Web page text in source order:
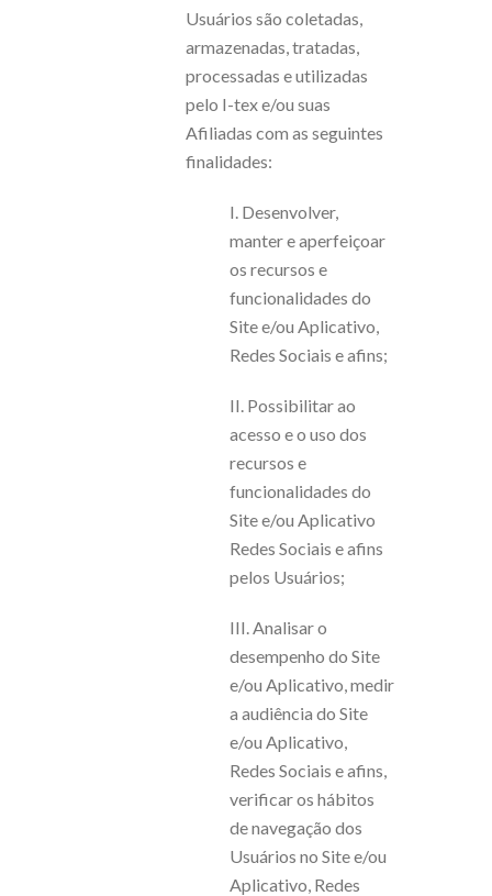
Usuários são coletadas,
armazenadas, tratadas,
processadas e utilizadas
pelo I-tex e/ou suas
Afiliadas com as seguintes
finalidades:
I. Desenvolver,
manter e aperfeiçoar
os recursos e
funcionalidades do
Site e/ou Aplicativo,
Redes Sociais e afins;
II. Possibilitar ao
acesso e o uso dos
recursos e
funcionalidades do
Site e/ou Aplicativo
Redes Sociais e afins
pelos Usuários;
III. Analisar o
desempenho do Site
e/ou Aplicativo, medir
a audiência do Site
e/ou Aplicativo,
Redes Sociais e afins,
verificar os hábitos
de navegação dos
Usuários no Site e/ou
Aplicativo, Redes